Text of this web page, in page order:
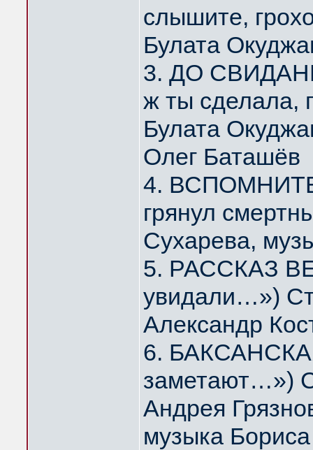
слышите,
Булата
3. ДО
ж ты сделала,
Булата
Олег Баташёв
4.
грянул
Сухарева,
5. РАССКАЗ
увидали…»)
Александр
6.
заметают…»)
Андрея
музыка